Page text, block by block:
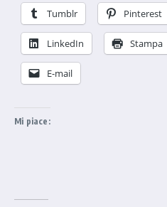
Tumblr Pinterest
LinkedIn Stampa
E-mail
Mi piace: